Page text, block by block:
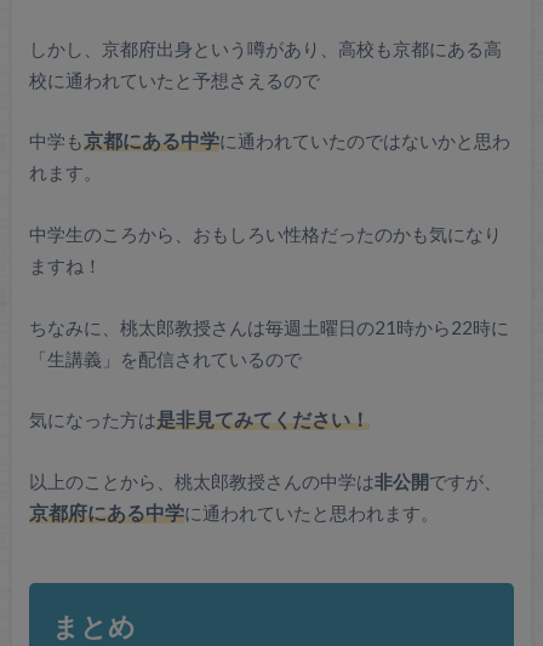
しかし、京都府出身という噂があり、高校も京都にある高
校に通われていたと予想さえるので
中学も京都にある中学に通われていたのではないかと思わ
れます。
中学生のころから、おもしろい性格だったのかも気になり
ますね！
ちなみに、桃太郎教授さんは毎週土曜日の21時から22時に
「生講義」を配信されているので
気になった方は是非見てみてください！
以上のことから、桃太郎教授さんの中学は非公開ですが、
京都府にある中学に通われていたと思われます。
まとめ